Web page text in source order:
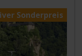
Sonderpreis